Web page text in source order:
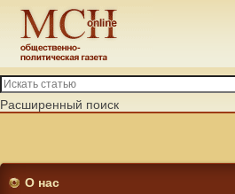
Расширенный поиск
О нас